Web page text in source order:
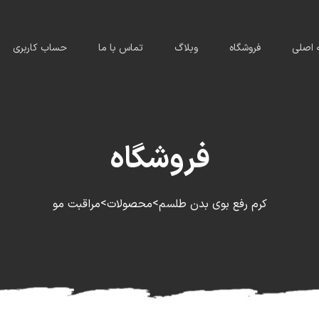
فروشگاه وبلاگ تماس با ما حساب کاربری
فروشگاه
کرم رفع بوی بدن طلسم>محصولات>مراقبت مو